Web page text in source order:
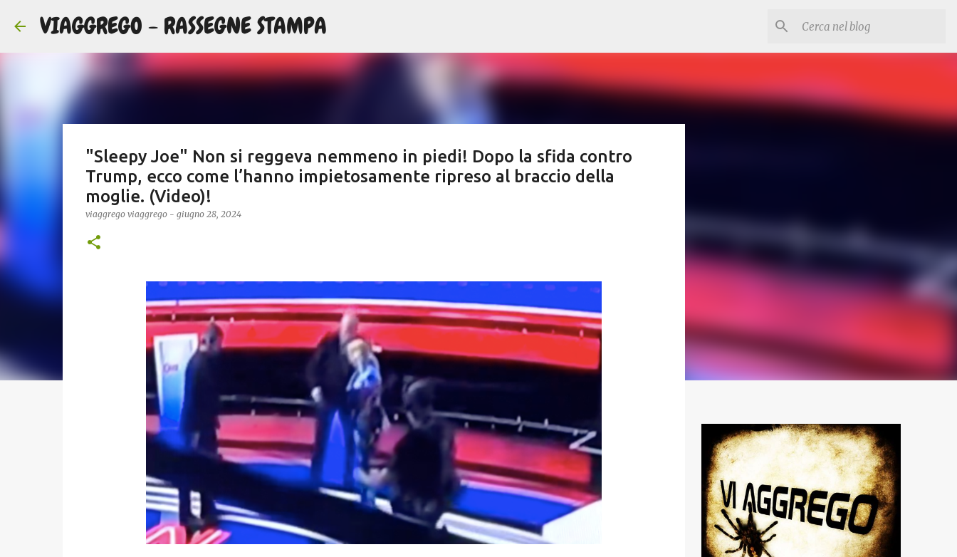
VIAGGREGO - RASSEGNE STAMPA
"Sleepy Joe" Non si reggeva nemmeno in piedi! Dopo la sfida contro
Trump, ecco come l’hanno impietosamente ripreso al braccio della
moglie. (Video)!
viaggrego viaggrego - giugno 28, 2024